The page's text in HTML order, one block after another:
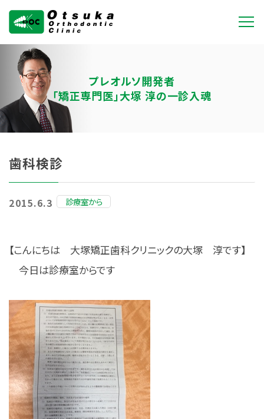
大塚矯正歯科クリニ
ック
プレオルソ開発者
「矯正専門医」大塚 淳の一診入魂
歯科検診
2015.6.3 診療室から
【こんにちは 大塚矯正歯科クリニックの大塚 淳です】
今日は診療室からです